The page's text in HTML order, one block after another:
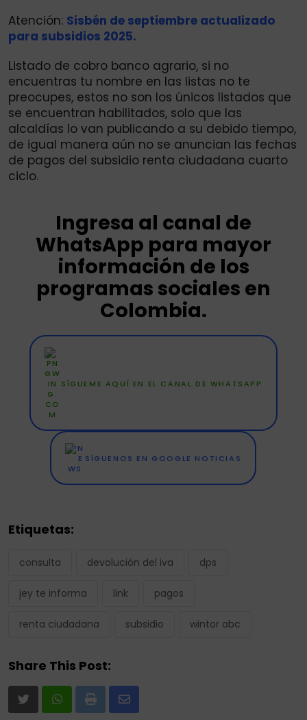
Atención: Sisbén de septiembre actualizado
para subsidios 2025.
Listado de cobro banco agrario, si no
encuentras tu nombre en las listas no te
preocupes, estos no son los únicos listados que
se encuentran habilitados, solo que las
alcaldías lo van publicando a su debido tiempo,
de igual manera aún no se anuncian las fechas
de pagos del subsidio renta ciudadana cuarto
ciclo.
Ingresa al canal de
WhatsApp para mayor
información de los
programas sociales en
Colombia.
SÍGUEME AQUÍ EN EL CANAL DE WHATSAPP
SÍGUENOS EN GOOGLE NOTICIAS
Etiquetas:
consulta devolución del iva dps
jey te informa link pagos
renta ciudadana subsidio wintor abc
Share This Post:
Print
Share